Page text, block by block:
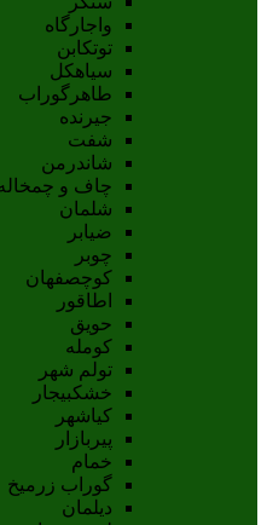
واجارگاه
توتکابن
سیاهکل
طاهرگوراب
جیرنده
شفت
شاندرمن
چاف و چمخاله
شلمان
ضیابر
چوبر
کوچصفهان
اطاقور
حویق
کومله
تولم شهر
خشکبیجار
کیاشهر
پیربازار
خمام
گوراب زرمیخ
دیلمان